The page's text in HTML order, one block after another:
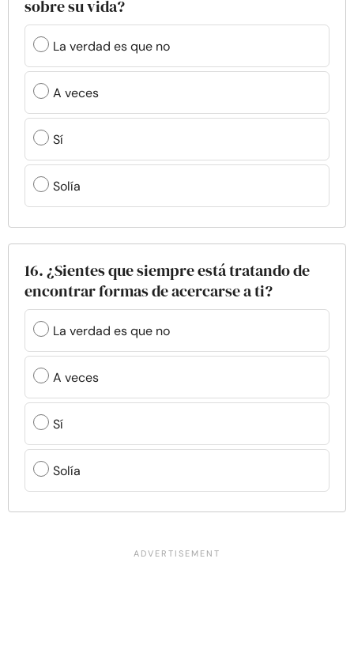
sobre su vida?
La verdad es que no
A veces
Sí
Solía
16. ¿Sientes que siempre está tratando de
encontrar formas de acercarse a ti?
La verdad es que no
A veces
Sí
Solía